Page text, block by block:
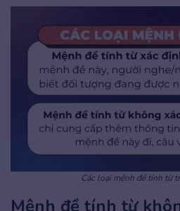
Các loại mệnh đề tính từ
Mệnh đề tính từ